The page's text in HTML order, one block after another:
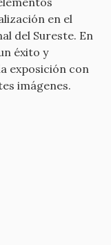
en el
del Sureste. En
éxito y
exposición con
imágenes.